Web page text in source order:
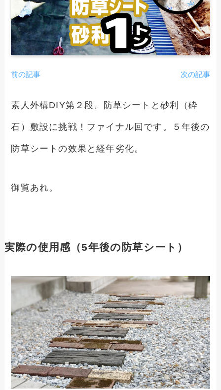
前の記事 次の記事
素人外構DIY第２段、防草シートと砂利（砕
石）敷設に挑戦！ファイナル回です。５年後の
防草シートの效果と経年劣化。
御覧あれ。
実際の使用感（5年後の防草シート）